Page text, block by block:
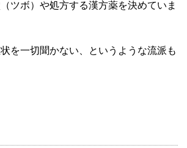
ツボ）や処方する漢方薬を決めていま
を一切聞かない、というような流派も